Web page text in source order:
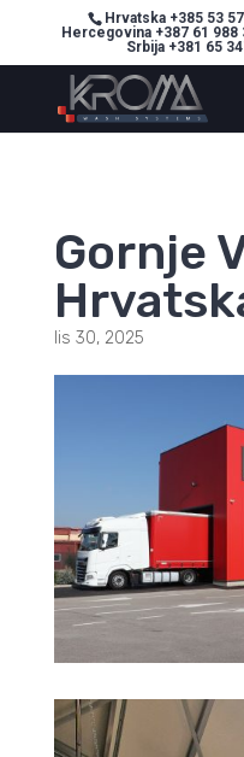
Hrvatska +385 53
Hercegovina +387 61 988
Srbija +381 65
Gornje
lis 30, 2025